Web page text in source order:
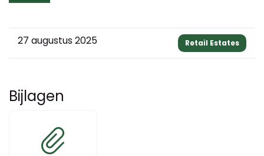
27 augustus 2025 Retail Estates
Bijlagen